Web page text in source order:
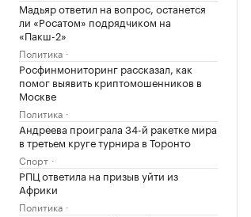
Мадьяр ответил на вопрос, останется
ли «Росатом» подрядчиком на
«Пакш-2»
Политика
Росфинмониторинг рассказал, как
помог выявить криптомошенников в
Москве
Политика
Андреева проиграла 34-й ракетке мира
в третьем круге турнира в Торонто
Спорт
РПЦ ответила на призыв уйти из
Африки
Политика